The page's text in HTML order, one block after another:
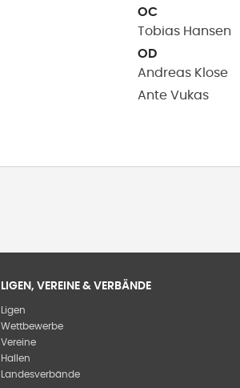
OC
Tobias Hansen
OD
Andreas Klose
Ante Vukas
LIGEN, VEREINE & VERBÄNDE
Ligen
Wettbewerbe
Vereine
Hallen
Landesverbände